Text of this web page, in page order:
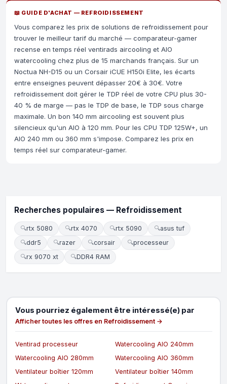
📖 GUIDE D'ACHAT — REFROIDISSEMENT
Vous comparez les prix de solutions de refroidissement pour
trouver le meilleur tarif du marché — comparateur-gamer
recense en temps réel ventirads aircooling et AIO
watercooling chez plus de 15 marchands français. Sur un
Noctua NH-D15 ou un Corsair iCUE H150i Elite, les écarts
entre enseignes peuvent dépasser 20€ à 30€. Votre
refroidissement doit gérer le TDP réel de votre CPU plus 30-
40 % de marge — pas le TDP de base, le TDP sous charge
maximale. Un bon 140 mm aircooling est souvent plus
silencieux qu'un AIO à 120 mm. Pour les CPU TDP 125W+, un
AIO 240 mm ou 360 mm s'impose. Comparez les prix en
temps réel sur comparateur-gamer.
Recherches populaires — Refroidissement
🔍rtx 5080 🔍rtx 4070 🔍rtx 5090 🔍asus tuf
🔍ddr5 🔍razer 🔍corsair 🔍processeur
🔍rx 9070 xt 🔍DDR4 RAM
Vous pourriez également être intéressé(e) par
Afficher toutes les offres en Refroidissement →
Ventirad processeur
Watercooling AIO 240mm
Watercooling AIO 280mm
Watercooling AIO 360mm
Ventilateur boîtier 120mm
Ventilateur boîtier 140mm